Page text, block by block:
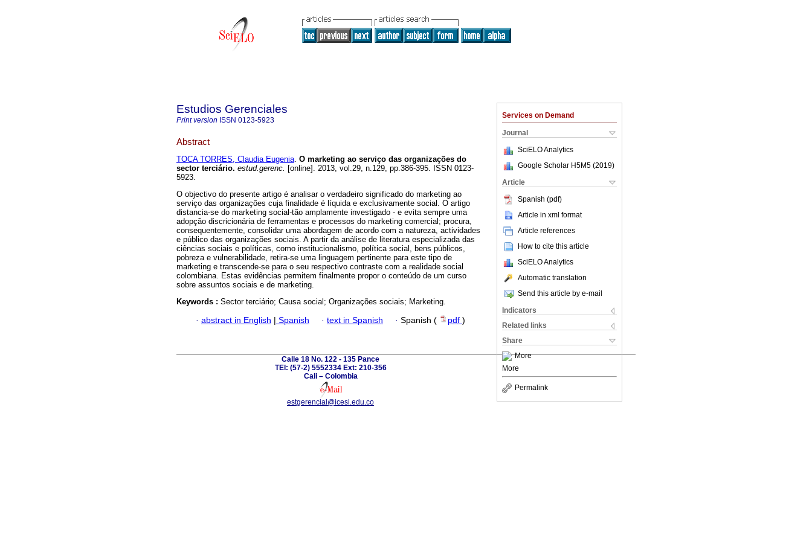
Services on Demand
Journal
SciELO Analytics
Google Scholar H5M5 (2019)
Article
Spanish (pdf)
Article in xml format
Article references
How to cite this article
SciELO Analytics
Automatic translation
Send this article by e-mail
Indicators
Related links
Share
More
More
Permalink
Estudios Gerenciales
Print version ISSN 0123-5923
Abstract
TOCA TORRES, Claudia Eugenia. O marketing ao serviço das organizações do
sector terciário. estud.gerenc. [online]. 2013, vol.29, n.129, pp.386-395. ISSN 0123-
5923.
O objectivo do presente artigo é analisar o verdadeiro significado do marketing ao
serviço das organizações cuja finalidade é líquida e exclusivamente social. O artigo
distancia-se do marketing social-tão amplamente investigado - e evita sempre uma
adopção discricionária de ferramentas e processos do marketing comercial; procura,
consequentemente, consolidar uma abordagem de acordo com a natureza, actividades
e público das organizações sociais. A partir da análise de literatura especializada das
ciências sociais e políticas, como institucionalismo, política social, bens públicos,
pobreza e vulnerabilidade, retira-se uma linguagem pertinente para este tipo de
marketing e transcende-se para o seu respectivo contraste com a realidade social
colombiana. Estas evidências permitem finalmente propor o conteúdo de um curso
sobre assuntos sociais e de marketing.
Keywords : Sector terciário; Causa social; Organizações sociais; Marketing.
· abstract in English | Spanish · text in Spanish · Spanish ( pdf )
Calle 18 No. 122 - 135 Pance
TEl: (57-2) 5552334 Ext: 210-356
Cali – Colombia
estgerencial@icesi.edu.co